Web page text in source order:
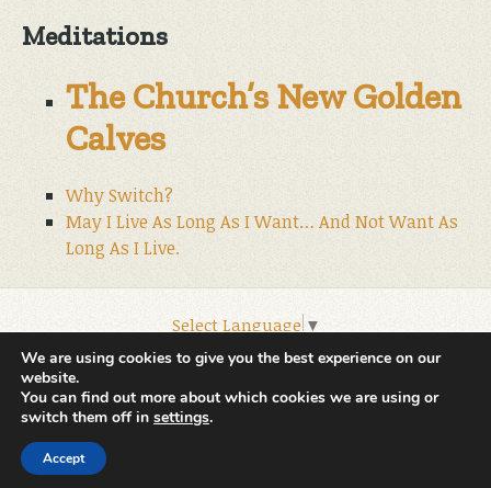
Meditations
The Church’s New Golden
Calves
Why Switch?
May I Live As Long As I Want… And Not Want As
Long As I Live.
Select Language ▼
© 2026 World Wide Christian Ministries.
We are using cookies to give you the best experience on our
website.
You can find out more about which cookies we are using or
switch them off in settings.
Accept